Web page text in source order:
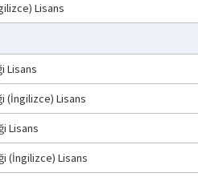
Lisans
Lisans
(İngilizce) Lisans
Lisans
(İngilizce) Lisans